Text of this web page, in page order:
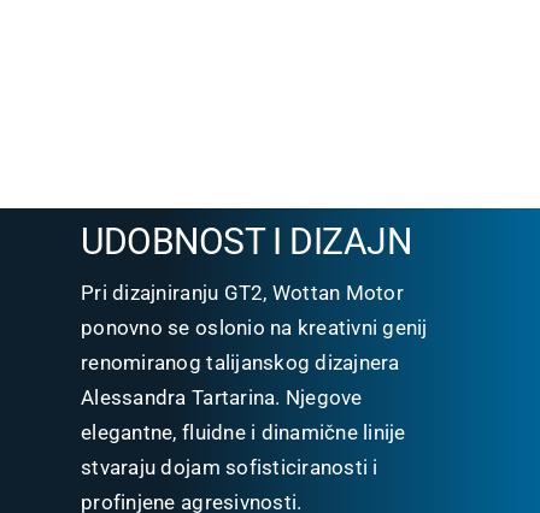
UDOBNOST I DIZAJN
Pri dizajniranju GT2, Wottan Motor
ponovno se oslonio na kreativni genij
renomiranog talijanskog dizajnera
Alessandra Tartarina. Njegove
elegantne, fluidne i dinamične linije
stvaraju dojam sofisticiranosti i
profinjene agresivnosti.